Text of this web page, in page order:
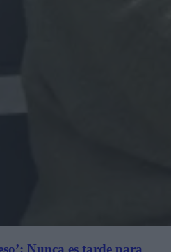
Nunca es tarde para